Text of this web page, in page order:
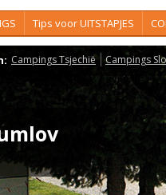
Tips voor UITSTAPJES
Campings Tsjechië Campings